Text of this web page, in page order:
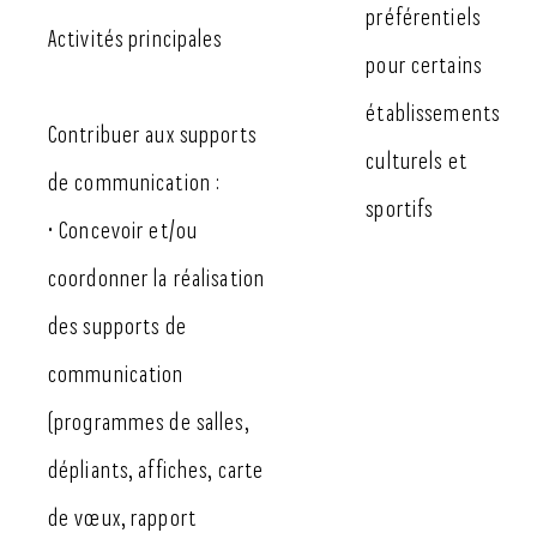
Activités principales
Contribuer aux supports
de communication :
• Concevoir et/ou
coordonner la réalisation
des supports de
communication
(programmes de salles,
dépliants, affiches, carte
de vœux, rapport
préférentiels
pour certains
établissements
culturels et
sportifs